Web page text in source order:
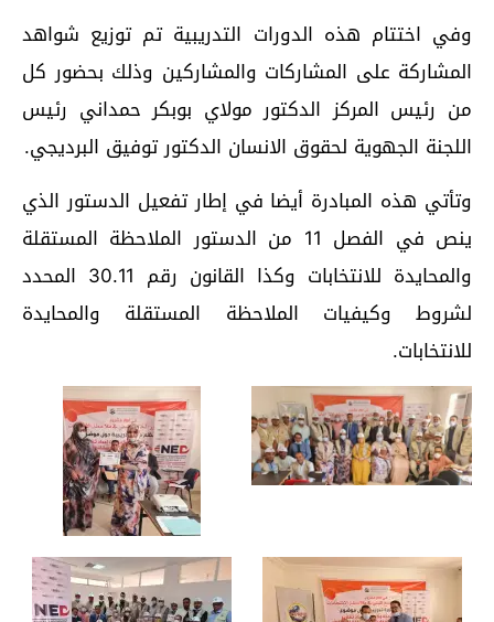
وفي اختتام هذه الدورات التدريبية تم توزيع شواهد
المشاركة على المشاركات والمشاركين وذلك بحضور كل
من رئيس المركز الدكتور مولاي بوبكر حمداني رئيس
اللجنة الجهوية لحقوق الانسان الدكتور توفيق البرديجي.
وتأتي هذه المبادرة أيضا في إطار تفعيل الدستور الذي
ينص في الفصل 11 من الدستور الملاحظة المستقلة
والمحايدة للانتخابات وكذا القانون رقم 30.11 المحدد
لشروط وكيفيات الملاحظة المستقلة والمحايدة
للانتخابات.